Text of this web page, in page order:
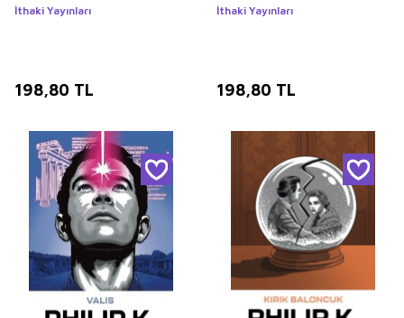
İthaki Yayınları
198,80 TL
İthaki Yayınları
198,80 TL